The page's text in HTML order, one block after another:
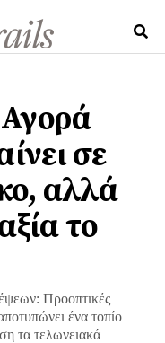
σε
αλλά
το
Προοπτικές
ένα τοπίο
τα τελωνειακά